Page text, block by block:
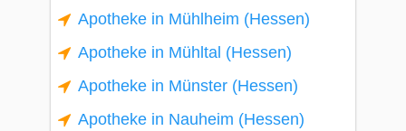
Apotheke in Mühlheim (Hessen)
Apotheke in Mühltal (Hessen)
Apotheke in Münster (Hessen)
Apotheke in Nauheim (Hessen)